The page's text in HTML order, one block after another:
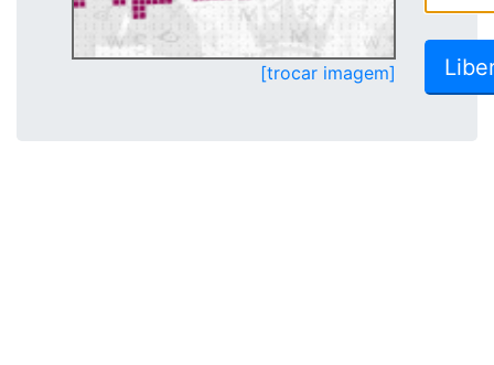
[trocar imagem]